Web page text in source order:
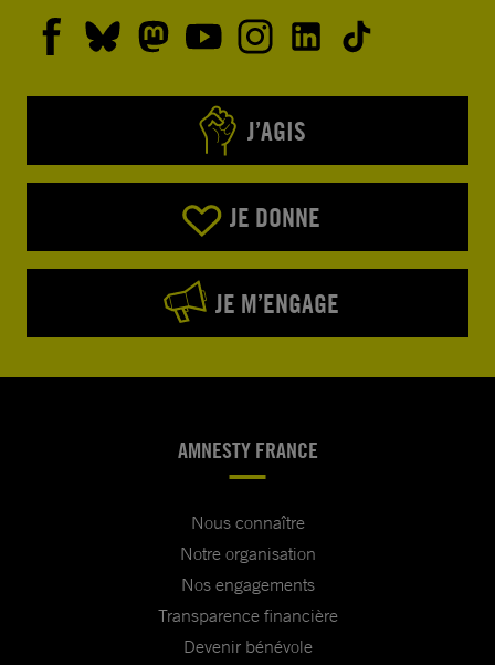
J’AGIS
JE DONNE
JE M’ENGAGE
AMNESTY FRANCE
Nous connaître
Notre organisation
Nos engagements
Transparence financière
Devenir bénévole